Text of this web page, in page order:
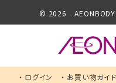
ログイン お買い物ガイド
© 2026 AEONBODY